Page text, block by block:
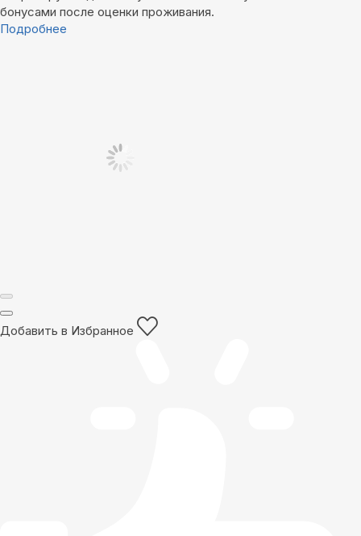
бонусами после оценки проживания.
Подробнее
Добавить в Избранное